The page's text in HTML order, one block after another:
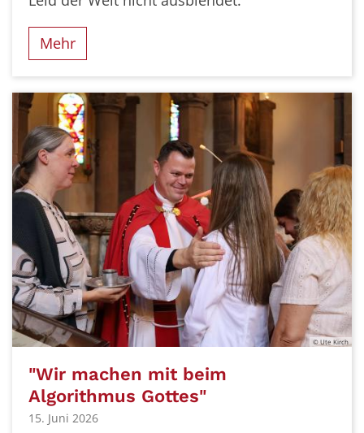
Mehr
© Ute Kirch
"Wir machen mit beim
Algorithmus Gottes"
15. Juni 2026